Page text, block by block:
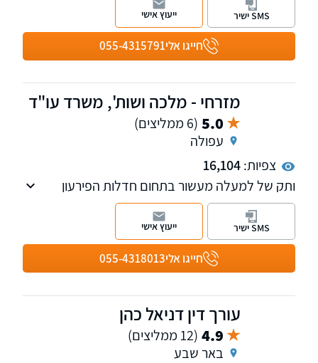
משרדו עוסק בייצוג חייבים / זוכים, הן אנשים
פרטיים והן חברות ועסקים – כל הליכי חדלות
הפירעון והוצאה לפועל, המשרד רואה לא רק את
המלווה כל תיק למציאת הפתרון המתאים לכל
בנוסף המשרד עוסק בליקויי בניה ולטיגציה אזרחית
ומסחרית.
חייגו אלי055-4315791
SMS ישיר ייעוץ אישי
מזרחי - מלכה ושות', משרד עו"ד
5.0 (6 ממליצים)
עפולה
צפיות:16,104
ותק של למעלה מעשור בתחום חדלות הפירעון
וההוצאה לפועל, מהמשרדים הגדולים והמובילים
בתחום הסדר החובות וחדלות הפירעון בצפון.
למשרד סניפים בעפולה ובצפת.
חייגו אלי055-4318013
SMS ישיר ייעוץ אישי
עורך דין דניאל כהן
4.9 (12 ממליצים)
באר שבע